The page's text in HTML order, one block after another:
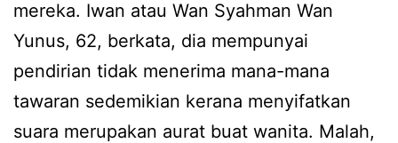
mereka. Iwan atau Wan Syahman Wan
Yunus, 62, berkata, dia mempunyai
pendirian tidak menerima mana-mana
tawaran sedemikian kerana menyifatkan
suara merupakan aurat buat wanita. Malah,